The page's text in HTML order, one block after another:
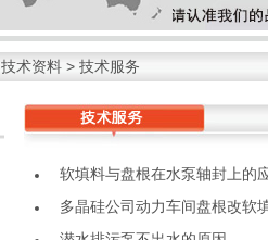
技术资料 > 技术服务
软填料与盘根在水泵轴封上的
多晶硅公司动力车间盘根改软